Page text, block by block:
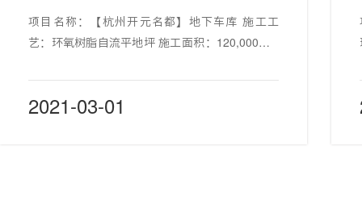
项目名称：【杭州开元名都】地下车库 施工工
艺：环氧树脂自流平地坪 施工面积：120,000m²+
2021-03-01